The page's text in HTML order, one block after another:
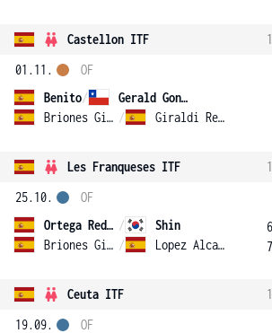
Castellon ITF 1
01.11.
Benito/
Gerald Gonzalez
Briones Ginesta / Giraldi Requena
OF
Les Franqueses ITF 1
25.10.
Ortega Redondo /
Shin
Briones Ginesta / Lopez Alcaraz
OF
6
7
Ceuta ITF 1
19.09.
OF